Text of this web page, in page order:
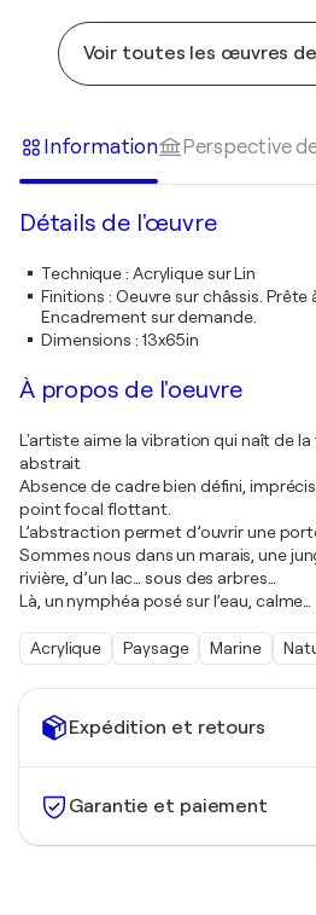
Expédition et retours
Garantie et paiement
Voir toutes les œuvres de
Information Perspective
Détails de l'œuvre
Technique: Acrylique sur Lin
Finitions : Oeuvre sur châssis.
Encadrement sur demande.
Dimensions : 13x65in
À propos de l'oeuvre
L'artiste aime la vibration qui naît de
abstrait
Absence de cadre bien défini,
point focal flottant.
L’abstraction permet d’ouvrir une
Sommes nous dans un marais, une
rivière, d’un lac… sous des arbres…
Là, un nymphéa posé sur l’eau, calme…
Acrylique Paysage Marine